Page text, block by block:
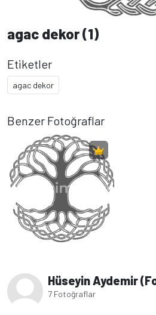
agac dekor (1)
Etiketler
agac dekor
Benzer Fotoğraflar
Hüseyin Aydemir
7 Fotoğraflar